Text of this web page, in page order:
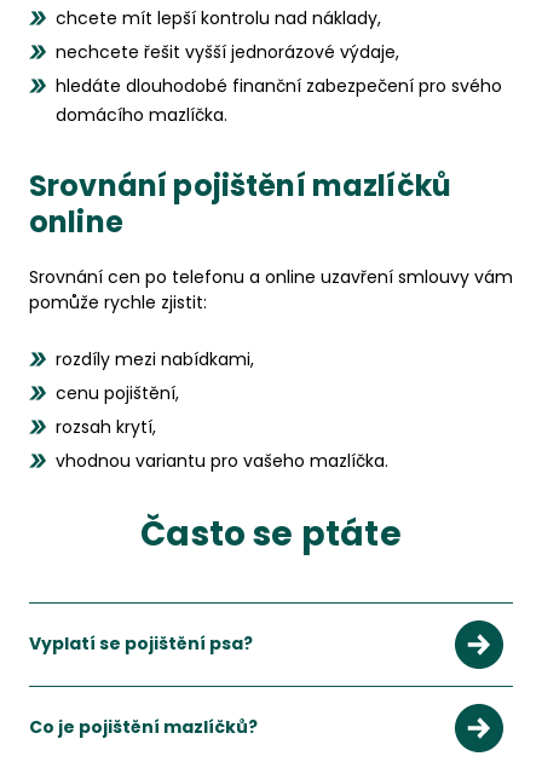
chcete mít lepší kontrolu nad náklady,
nechcete řešit vyšší jednorázové výdaje,
hledáte dlouhodobé finanční zabezpečení pro svého
domácího mazlíčka.
Srovnání pojištění mazlíčků
online
Srovnání cen po telefonu a online uzavření smlouvy vám
pomůže rychle zjistit:
rozdíly mezi nabídkami,
cenu pojištění,
rozsah krytí,
vhodnou variantu pro vašeho mazlíčka.
Často se ptáte
Vyplatí se pojištění psa?
Ano, především pokud chcete omezit riziko vyšších výdajů
Co je pojištění mazlíčků?